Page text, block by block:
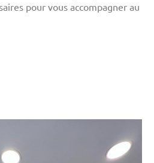
pour vous accompagner au